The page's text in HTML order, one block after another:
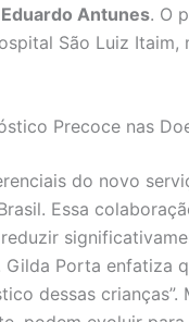
Eduardo Antunes. O
São Luiz
Precoce nas
do novo
Essa
Porta enfatiza
dessas